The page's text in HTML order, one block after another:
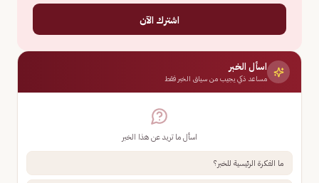
اشترك الآن
اسأل الخبر
مساعد ذكي يجيب من سياق الخبر فقط
اسأل ما تريد عن هذا الخبر
ما الفكرة الرئيسية للخبر؟